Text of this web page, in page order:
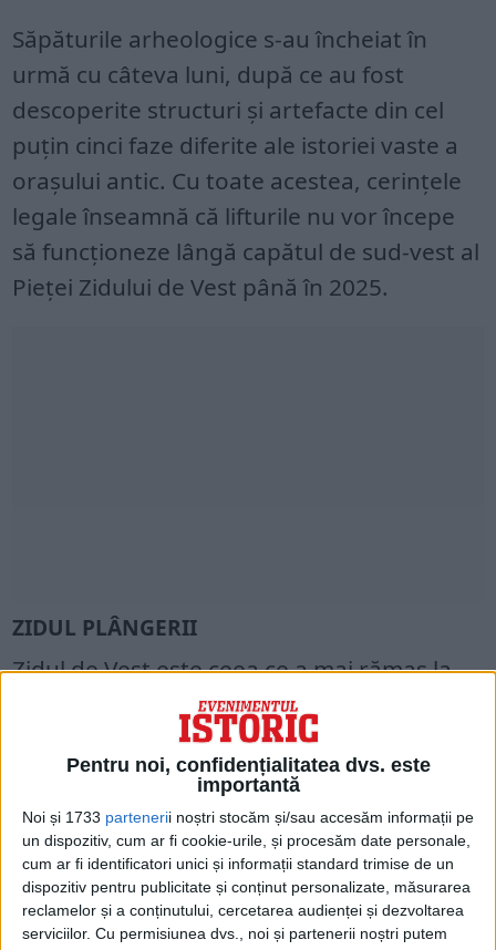
Pentru noi, confidențialitatea dvs. este
importantă
Noi și 1733 partenerii noștri stocăm și/sau accesăm informații pe
un dispozitiv, cum ar fi cookie-urile, și procesăm date personale,
cum ar fi identificatori unici și informații standard trimise de un
dispozitiv pentru publicitate și conținut personalizate, măsurarea
reclamelor și a conținutului, cercetarea audienței și dezvoltarea
serviciilor. Cu permisiunea dvs., noi și partenerii noștri putem
Săpăturile arheologice s-au încheiat în
urmă cu câteva luni, după ce au fost
descoperite structuri și artefacte din cel
puțin cinci faze diferite ale istoriei vaste a
orașului antic. Cu toate acestea, cerințele
legale înseamnă că lifturile nu vor începe
să funcționeze lângă capătul de sud-vest al
Pieței Zidului de Vest până în 2025.
ZIDUL PLÂNGERII
Zidul de Vest este ceea ce a mai rămas la
suprafață dintr-un zid de sprijin al Muntelui
Templului din Ierusalim, construit de
regele Irod cel Mare, în secolul I î.Hr.
Irod s-a angajat într-un amplu program de
extindere și înfrumusețare a structurilor
de pe Muntele Templului, care includea „Al
Doilea Templu” evreiesc, finalizat în 515